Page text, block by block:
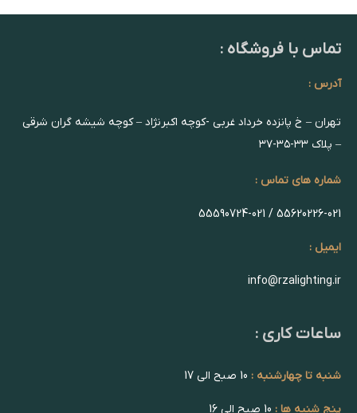
تماس با فروشگاه :
آدرس :
تهران – خ پانزده خرداد غربی -کوچه اکبرنژاد – کوچه شیشه گران شرقی
– پلاک ۳۳-۳۵-۳۷
شماره های تماس :
55620226-021 / 55590724-021
ایمیل :
info@rzalighting.ir
ساعات کاری :
شنبه تا چهارشنبه :
پنج شنبه ها :